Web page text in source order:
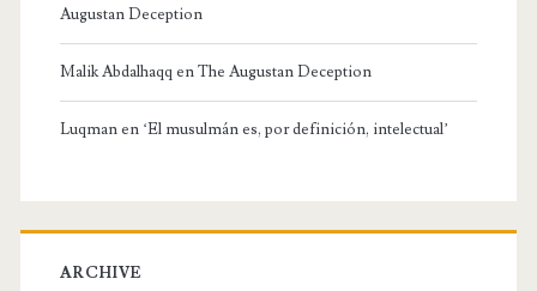
Augustan Deception
Malik Abdalhaqq enThe Augustan Deception
Luqmanen ‘El musulmán es, por definición, intelectual’
ARCHIVE